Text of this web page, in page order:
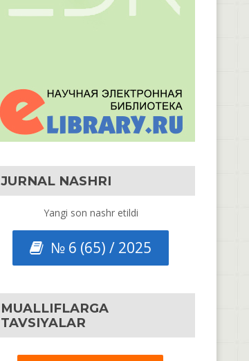
JURNAL NASHRI
Yangi son nashr etildi
№ 6 (65) / 2025
MUALLIFLARGA
TAVSIYALAR